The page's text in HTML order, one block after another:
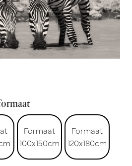
Formaat
100x150cm
Formaat
120x180cm